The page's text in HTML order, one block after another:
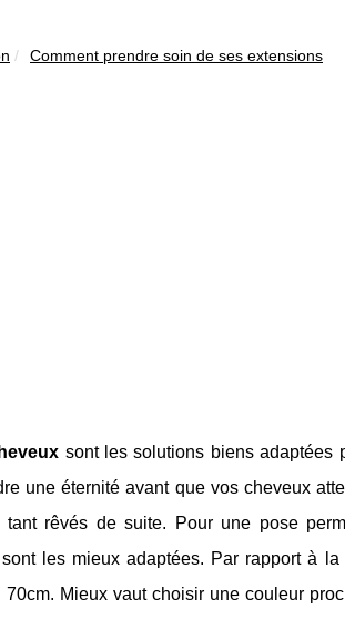
Comment prendre soin de ses extensions
sont les solutions biens adaptées
une éternité avant que vos cheveux
tant rêvés de suite. Pour une pose
les mieux adaptées. Par rapport à
70cm. Mieux vaut choisir une couleur